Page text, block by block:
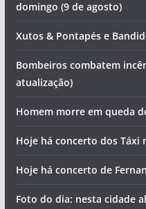
domingo (9 de agosto)
Xutos & Pontapés e
Bombeiros combatem
atualização)
Homem morre em queda
Hoje há concerto dos Táxi
Hoje há concerto de
Foto do dia: nesta cidade